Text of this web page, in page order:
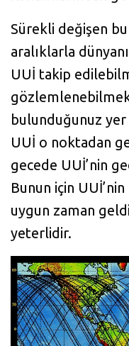
Sürekli değişen
aralıklarla
UUİ takip
bulunduğunuz yer
UUİ o noktadan
gecede UUİ’nin
Bunun için
uygun zaman
yeterlidir.